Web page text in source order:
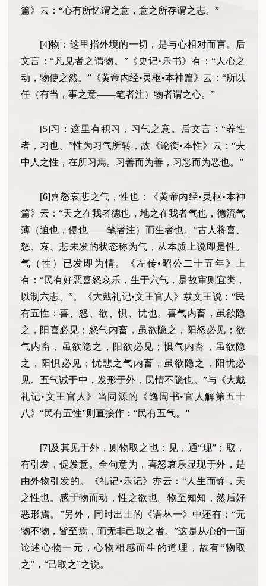
篇》云：“心有所忆谓之意，意之所存谓之志。”
[4]物：这里指外境的一切，是与心相对而言。后
文言：“凡见者之谓物。”《史记•乐书》有：“人心之
动，物使之然。”《黄帝内经•灵枢•本神篇》云：“所以
任（有当，事之意——笔者注）物者谓之心。”
[5]习：这里有积习，习气之意。后文言：“养性
者，习也。”性为习气所转，故《论衡•本性》云：“夫
中人之性，在所习焉。习善而为善，习恶而为恶也。”
[6]喜怒哀悲之气，性也：《黄帝内经•灵枢•本神
篇》云：“天之在我者德也，地之在我者气也，德流气
薄（迫也，侵也——笔者注）而生者也。”古人将喜、
怒、哀、悲未发的状态称为气，从本质上说即是性。
气（性）已发即为情。《左传•昭公二十五年》上
有：“民有好恶喜怒哀乐，生于六气，是故审则宜类，
以制六志。”。《大戴礼记•文王官人》载文王说：“民
有五性：喜、怒、欲、惧、忧也。喜气内畜，虽欲隐
之，阳喜必见；怒气内畜，虽欲隐之，阳怒必见；欲
气内畜，虽欲隐之，阳欲必见；惧气内畜，虽欲隐
之，阳惧必见；忧悲之气内畜，虽欲隐之，阳忧必
见。五气诚于中，发形于外，民情不隐也。”与《大戴
礼记•文王官人》当同源的《逸周书•官人解第五十
八》“民有五性”则直接作：“民有五气。”
[7]及其见于外，则物取之也：见，通“现”；取，
有引发，促发意。全句意为，喜怒哀乐显现于外，是
由外物引发的。《礼记•乐记》亦云：“人生而静，天
之性也。感于物而动，性之欲也。物至知知，然后好
恶形焉。”另外，同时出土的《语丛一》中还有：“无
物不物，皆至焉，而无非己取之者。”这是从心的一面
论述心物一元，心物相感而生的道理，故有“物取
之”，“己取之”之说。